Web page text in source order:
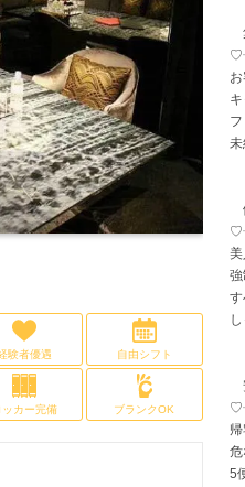
越谷
・市川・津田沼 (3)
験者優遇 自由シフト
ッカー完備 ブランクOK
美
危
5